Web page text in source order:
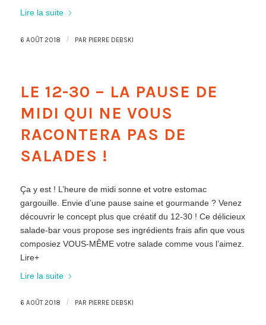
Lire la suite
6 AOÛT 2018 / PAR PIERRE DEBSKI
LE 12-30 – LA PAUSE DE
MIDI QUI NE VOUS
RACONTERA PAS DE
SALADES !
Ça y est ! L’heure de midi sonne et votre estomac
gargouille. Envie d’une pause saine et gourmande ? Venez
découvrir le concept plus que créatif du 12-30 ! Ce délicieux
salade-bar vous propose ses ingrédients frais afin que vous
composiez VOUS-MÊME votre salade comme vous l’aimez.
Lire+
Lire la suite
6 AOÛT 2018 / PAR PIERRE DEBSKI